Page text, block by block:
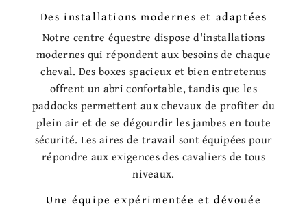
Des installations modernes et adaptées
Notre centre équestre dispose d'installations
modernes qui répondent aux besoins de chaque
cheval. Des boxes spacieux et bien entretenus
offrent un abri confortable, tandis que les
paddocks permettent aux chevaux de profiter du
plein air et de se dégourdir les jambes en toute
sécurité. Les aires de travail sont équipées pour
répondre aux exigences des cavaliers de tous
niveaux.
Une équipe expérimentée et dévouée